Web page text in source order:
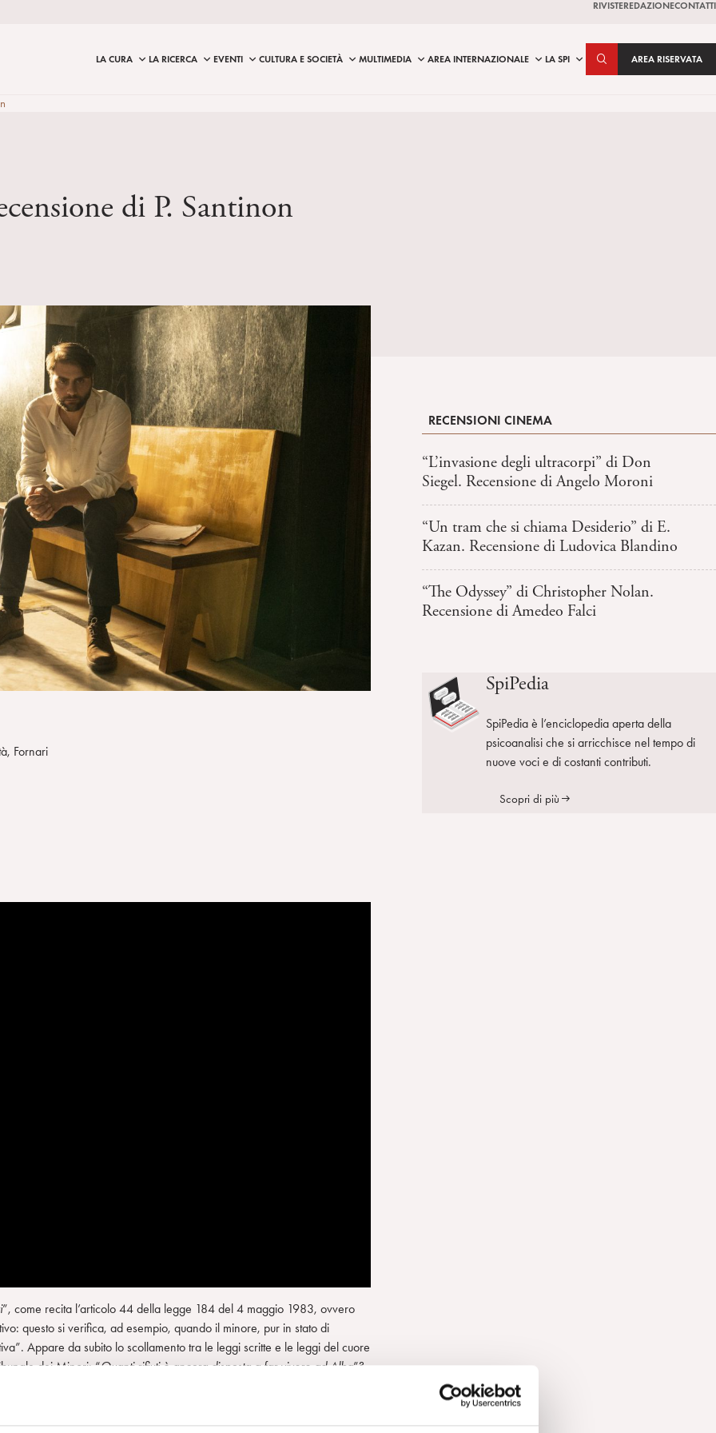
RIVISTEREDAZIONECONTATTI
LA CURA LA RICERCA EVENTI CULTURA E SOCIETÀ MULTIMEDIA AREA INTERNAZIONALE LA SPI AREA RISERVATA
di P. Santinon
Fornari
”, come recita l’articolo 44 della legge 184 del 4 maggio 1983, ovvero
questo si verifica, ad esempio, quando il minore, pur in stato di
Appare da subito lo scollamento tra le leggi scritte e le leggi del cuore
dei Minori: “Quanti rifiuti è ancora disposta a far vivere ad Alba”?
riceve la chiamata, la sua seconda dopo quella vocazionale, dal
visto sorgere l’alba di pesca e zucchero tra le braccia dell’infermiera
RECENSIONI CINEMA
“L’invasione degli ultracorpi” di Don
Siegel. Recensione di Angelo Moroni
“Un tram che si chiama Desiderio” di E.
Kazan. Recensione di Ludovica Blandino
“The Odyssey” di Christopher Nolan.
Recensione di Amedeo Falci
SpiPedia
SpiPedia è l’enciclopedia aperta della
psicoanalisi che si arricchisce nel tempo di
nuove voci e di costanti contributi.
Scopri di più